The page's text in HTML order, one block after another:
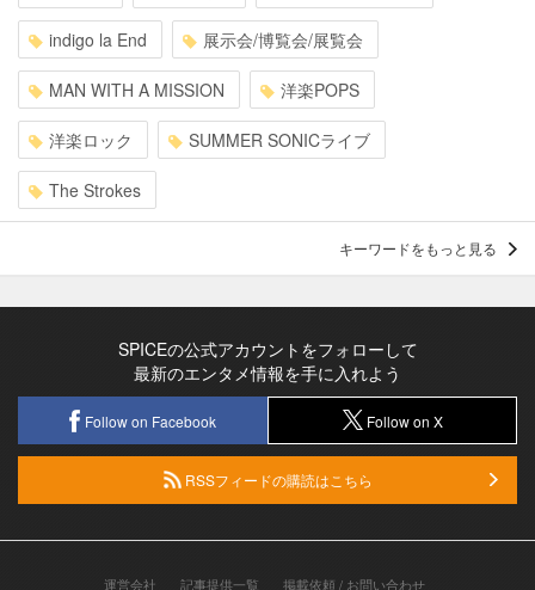
indigo la End 展示会/博覧会/展覧会
MAN WITH A MISSION 洋楽POPS
洋楽ロック SUMMER SONICライブ
The Strokes
キーワードをもっと見る
SPICEの公式アカウントをフォローして
最新のエンタメ情報を手に入れよう
Follow on Facebook Follow on X
RSSフィードの購読はこちら
運営会社 記事提供一覧 掲載依頼 / お問い合わせ